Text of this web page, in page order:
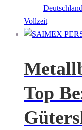
Deutschland
Vollzeit
Top